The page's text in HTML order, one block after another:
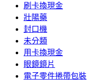
刷卡換現金
壯陽藥
封口機
未分類
用卡換現金
眼鏡鏡片
電子零件捲帶包裝